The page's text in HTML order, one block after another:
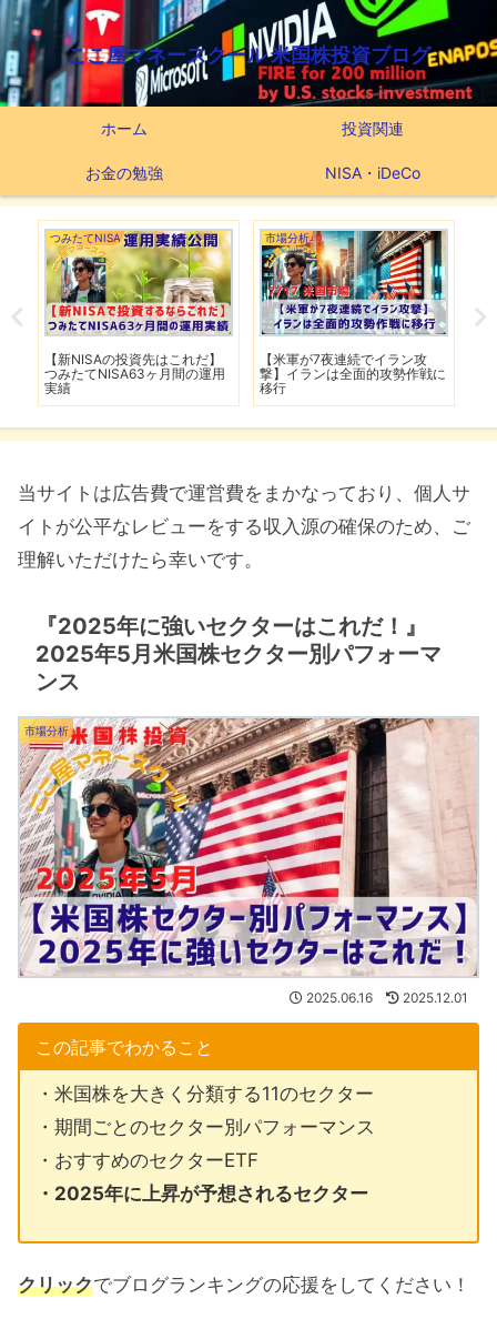
ここ屋マネースクール 米国株投資ブログ
ホーム 投資関連
お金の勉強 NISA・iDeCo
つみたてNISA
【新NISAの投資先はこれだ】
つみたてNISA63ヶ月間の運用
実績
市場分析
【米軍が7夜連続でイラン攻
撃】イランは全面的攻勢作戦に
移行
当サイトは広告費で運営費をまかなっており、個人サ
イトが公平なレビューをする収入源の確保のため、ご
理解いただけたら幸いです。
『2025年に強いセクターはこれだ！』
2025年5月米国株セクター別パフォーマ
ンス
市場分析
2025.06.16 2025.12.01
この記事でわかること
・米国株を大きく分類する11のセクター
・期間ごとのセクター別パフォーマンス
・おすすめのセクターETF
・2025年に上昇が予想されるセクター
クリックでブログランキングの応援をしてください！